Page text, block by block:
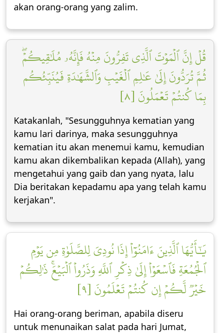
akan orang-orang yang zalim.
قُلۡ إِنَّ ٱلۡمَوۡتَ ٱلَّذِي تَفِرُّونَ مِنۡهُ فَإِنَّهُۥ مُلَٰقِيكُمۡۖ
ثُمَّ تُرَدُّونَ إِلَىٰ عَٰلِمِ ٱلۡغَيۡبِ وَٱلشَّهَٰدَةِ فَيُنَبِّئُكُم
بِمَا كُنتُمۡ تَعۡمَلُونَ [٨]
Katakanlah, "Sesungguhnya kematian yang
kamu lari darinya, maka sesungguhnya
kematian itu akan menemui kamu, kemudian
kamu akan dikembalikan kepada (Allah), yang
mengetahui yang gaib dan yang nyata, lalu
Dia beritakan kepadamu apa yang telah kamu
kerjakan".
يَٰٓأَيُّهَا ٱلَّذِينَ ءَامَنُوٓاْ إِذَا نُودِيَ لِلصَّلَوٰةِ مِن يَوۡمِ
ٱلۡجُمُعَةِ فَٱسۡعَوۡاْ إِلَىٰ ذِكۡرِ ٱللَّهِ وَذَرُواْ ٱلۡبَيۡعَۚ ذَٰلِكُمۡ
خَيۡرٞ لَّكُمۡ إِن كُنتُمۡ تَعۡلَمُونَ [٩]
Hai orang-orang beriman, apabila diseru
untuk menunaikan salat pada hari Jumat,